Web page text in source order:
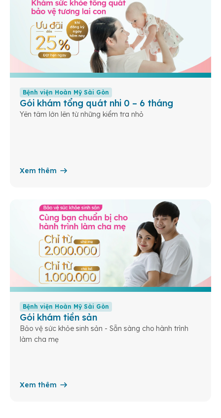
Bệnh viện Hoàn Mỹ Sài Gòn
Gói khám tổng quát nhi 0 – 6 tháng
Yên tâm lớn lên từ những kiểm tra nhỏ
Xem thêm
Bệnh viện Hoàn Mỹ Sài Gòn
Gói khám tiền sản
Bảo vệ sức khỏe sinh sản - Sẵn sàng cho hành trình
làm cha mẹ
Xem thêm